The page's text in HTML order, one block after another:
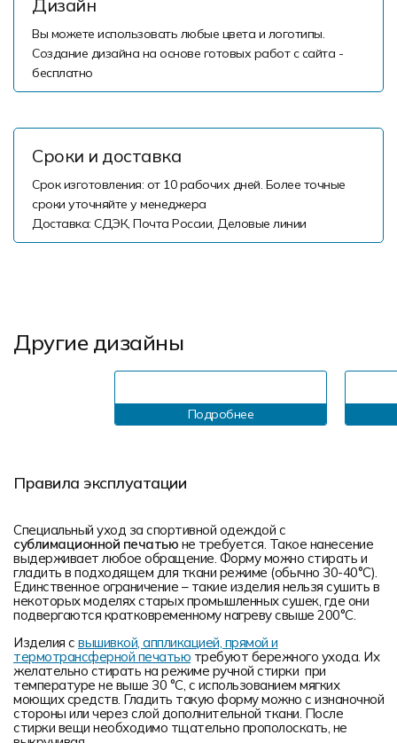
Дизайн
Вы можете использовать любые цвета и логотипы.
Создание дизайна на основе готовых работ с сайта -
бесплатно
Сроки и доставка
Срок изготовления: от 10 рабочих дней. Более точные
сроки уточняйте у менеджера
Доставка: СДЭК, Почта России, Деловые линии
Другие дизайны
Подробнее
Правила эксплуатации
Специальный уход за спортивной одеждой с
сублимационной печатью не требуется. Такое нанесение
выдерживает любое обращение. Форму можно стирать и
гладить в подходящем для ткани режиме (обычно 30-40°С).
Единственное ограничение – такие изделия нельзя сушить в
некоторых моделях старых промышленных сушек, где они
подвергаются кратковременному нагреву свыше 200°С.
Изделия с вышивкой, аппликацией, прямой и
термотрансферной печатью требуют бережного ухода. Их
желательно стирать на режиме ручной стирки при
температуре не выше 30 °C, с использованием мягких
моющих средств. Гладить такую форму можно с изнаночной
стороны или через слой дополнительной ткани. После
стирки вещи необходимо тщательно прополоскать, не